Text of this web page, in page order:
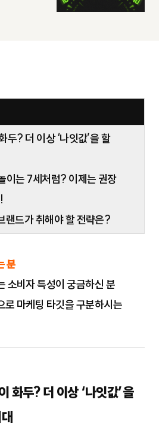
두? 더 이상 ‘나잇값’을 할
이는 7세처럼? 이제는 권장
랜드가 취해야 할 전략은?
분
소비자 특성이 궁금하신 분
로 마케팅 타깃을 구분하시는
화두? 더 이상 ‘나잇값’을